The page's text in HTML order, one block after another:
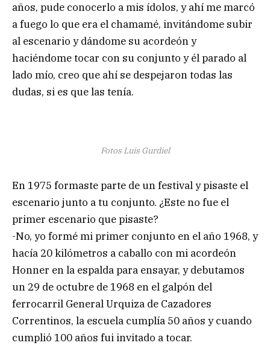
años, pude conocerlo a mis ídolos, y ahí me marcó
a fuego lo que era el chamamé, invitándome subir
al escenario y dándome su acordeón y
haciéndome tocar con su conjunto y él parado al
lado mío, creo que ahí se despejaron todas las
dudas, si es que las tenía.
Fotos Luis Gurdiel
En 1975 formaste parte de un festival y pisaste el
escenario junto a tu conjunto. ¿Este no fue el
primer escenario que pisaste?
-No, yo formé mi primer conjunto en el año 1968, y
hacía 20 kilómetros a caballo con mi acordeón
Honner en la espalda para ensayar, y debutamos
un 29 de octubre de 1968 en el galpón del
ferrocarril General Urquiza de Cazadores
Correntinos, la escuela cumplía 50 años y cuando
cumplió 100 años fui invitado a tocar.